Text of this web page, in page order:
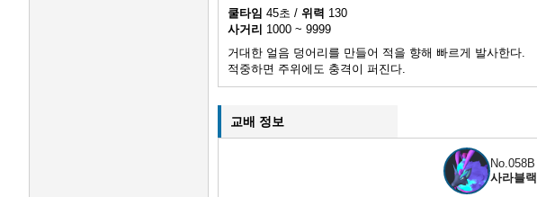
쿨타임 45초 / 위력 130
사거리 1000 ~ 9999
거대한 얼음 덩어리를 만들어 적을 향해 빠르게 발사한다.
적중하면 주위에도 충격이 퍼진다.
교배 정보
No.058B
사라블랙